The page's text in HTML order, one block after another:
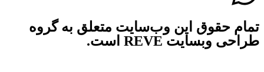
تمام حقوق این وب‌سایت متعلق به گروه
طراحی وبسایت REVE است.